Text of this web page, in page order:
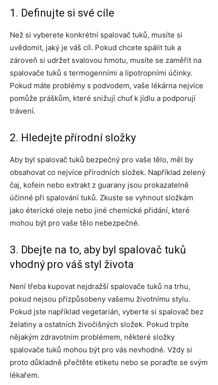
1. Definujte si své cíle
Než si vyberete konkrétní spalovač tuků, musíte si
uvědomit, jaký je váš cíl. Pokud chcete spálit tuk a
zároveň si udržet svalovou hmotu, musíte se zaměřit na
spalovače tuků s termogenními a lipotropními účinky.
Pokud máte problémy s podvodem, vaše lékárna nejvíce
pomůže práškům, které snižují chuť k jídlu a podporují
trávení.
2. Hledejte přírodní složky
Aby byl spalovač tuků bezpečný pro vaše tělo, měl by
obsahovat co nejvíce přírodních složek. Například zelený
čaj, kofein nebo extrakt z guarany jsou prokazatelně
účinné při spalování tuků. Zkuste se vyhnout složkám
jako éterické oleje nebo jiné chemické přidání, které
mohou být pro vaše tělo nebezpečné.
3. Dbejte na to, aby byl spalovač tuků
vhodný pro váš styl života
Není třeba kupovat nejdražší spalovače tuků na trhu,
pokud nejsou přizpůsobeny vašemu životnímu stylu.
Pokud jste například vegetarián, vyberte si spalovač bez
želatiny a ostatních živočišných složek. Pokud trpíte
nějakým zdravotním problémem, některé složky
spalovače tuků mohou být pro vás nevhodné. Vždy si
proto důkladně přečtěte etiketu nebo se poraďte se svým
lékařem.